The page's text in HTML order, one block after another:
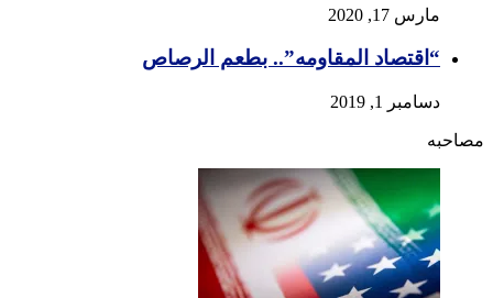
مارس 17, 2020
“اقتصاد المقاومه”.. بطعم الرصاص
دسامبر 1, 2019
مصاحبه